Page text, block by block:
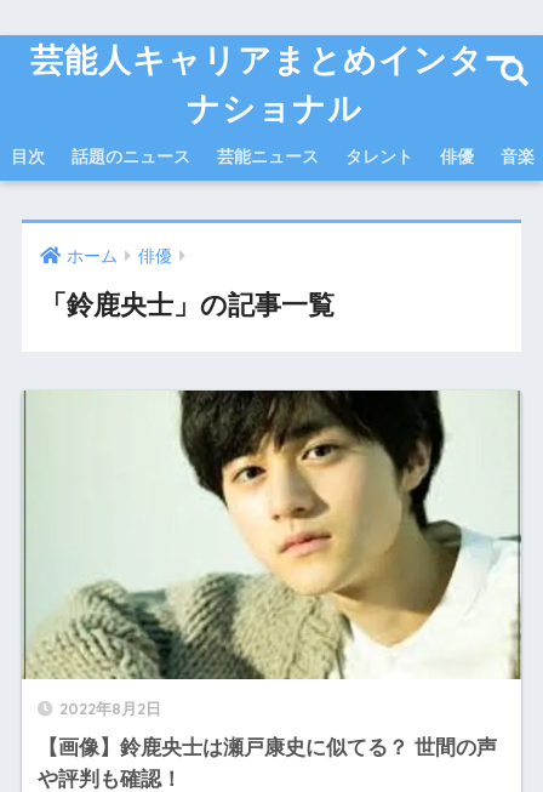
芸能人キャリアまとめインター
ナショナル
目次 話題のニュース 芸能ニュース タレント 俳優 音楽
ホーム 俳優
「鈴鹿央士」の記事一覧
2022年8月2日
【画像】鈴鹿央士は瀬戸康史に似てる？ 世間の声
や評判も確認！